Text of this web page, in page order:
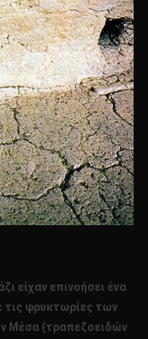
είχαν επινοήσει ένα
τις φρυκτωρίες των
Μέσα (τραπεζοειδών